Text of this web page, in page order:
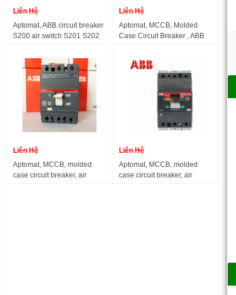
Liên Hệ
Aptomat, ABB circuit breaker
S200 air switch S201 S202
2P 3P4P
Liên Hệ
Aptomat, MCCB, Molded
Case Circuit Breaker , ABB
Liên Hệ
Aptomat, MCCB, molded
case circuit breaker, air
Liên Hệ
Aptomat, MCCB, molded
case circuit breaker, air